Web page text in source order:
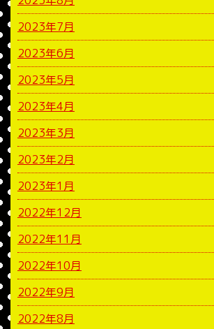
2023年7月
2023年6月
2023年5月
2023年4月
2023年3月
2023年2月
2023年1月
2022年12月
2022年11月
2022年10月
2022年9月
2022年8月